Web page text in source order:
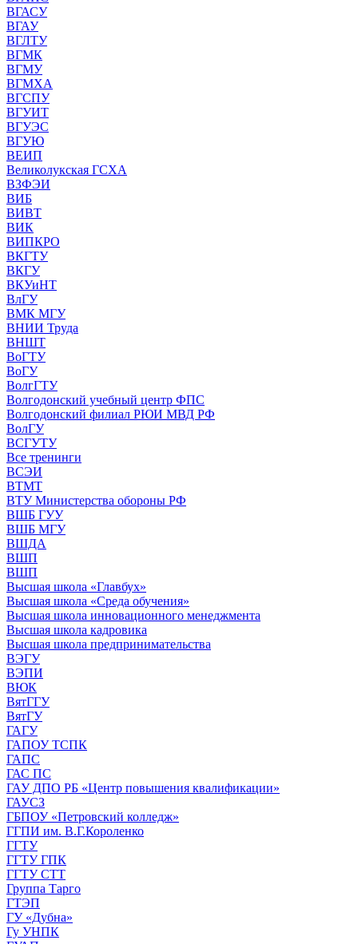
ВГАСУ
ВГАУ
ВГЛТУ
ВГМК
ВГМУ
ВГМХА
ВГСПУ
ВГУИТ
ВГУЭС
ВГУЮ
ВЕИП
Великолукская ГСХА
ВЗФЭИ
ВИБ
ВИВТ
ВИК
ВИПКРО
ВКГТУ
ВКГУ
ВКУиНТ
ВлГУ
ВМК МГУ
ВНИИ Труда
ВНШТ
ВоГТУ
ВоГУ
ВолгГТУ
Волгодонский учебный центр ФПС
Волгодонский филиал РЮИ МВД РФ
ВолГУ
ВСГУТУ
Все тренинги
ВСЭИ
ВТМТ
ВТУ Министерства обороны РФ
ВШБ ГУУ
ВШБ МГУ
ВШДА
ВШП
ВШП
Высшая школа «Главбух»
Высшая школа «Среда обучения»
Высшая школа инновационного менеджмента
Высшая школа кадровика
Высшая школа предпринимательства
ВЭГУ
ВЭПИ
ВЮК
ВятГГУ
ВятГУ
ГАГУ
ГАПОУ ТСПК
ГАПС
ГАС ПС
ГАУ ДПО РБ «Центр повышения квалификации»
ГАУСЗ
ГБПОУ «Петровский колледж»
ГГПИ им. В.Г.Короленко
ГГТУ
ГГТУ ГПК
ГГТУ СТТ
Группа Тарго
ГТЭП
ГУ «Дубна»
Гу УНПК